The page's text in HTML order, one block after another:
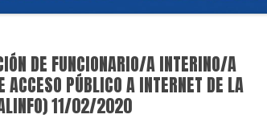
DE FUNCIONARIO/A INTERINO/A
PÚBLICO A INTERNET DE LA
11/02/2020